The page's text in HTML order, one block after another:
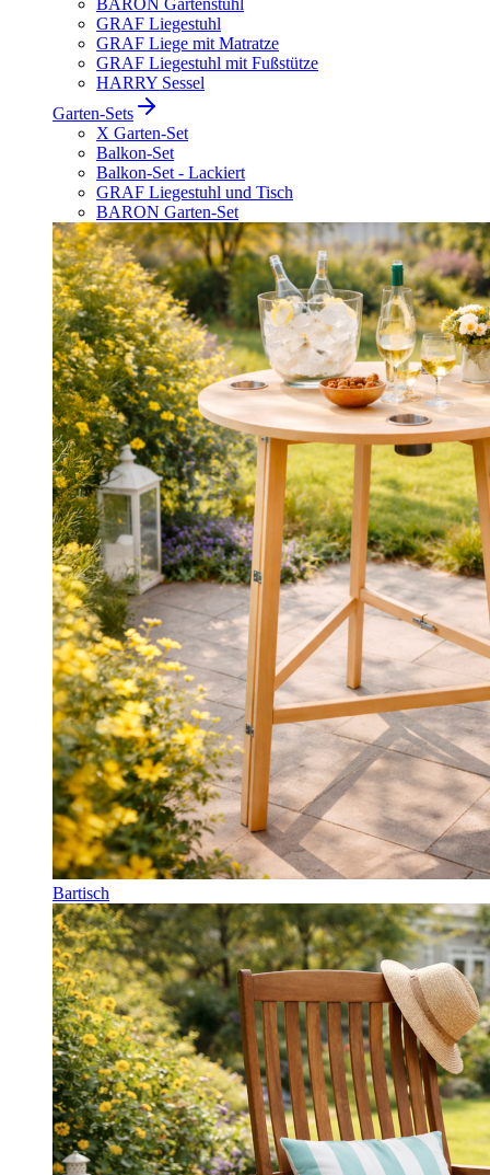
BARON Gartenstuhl
GRAF Liegestuhl
GRAF Liege mit Matratze
GRAF Liegestuhl mit Fußstütze
HARRY Sessel
Garten-Sets
X Garten-Set
Balkon-Set
Balkon-Set - Lackiert
GRAF Liegestuhl und Tisch
BARON Garten-Set
Bartisch